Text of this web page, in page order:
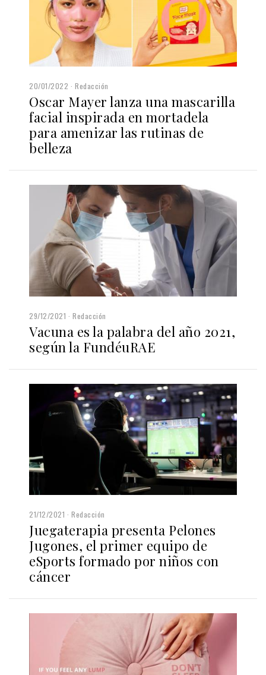
20/01/2022 Redacción
Oscar Mayer lanza una mascarilla
facial inspirada en mortadela
para amenizar las rutinas de
belleza
29/12/2021 Redacción
Vacuna es la palabra del año 2021,
según la FundéuRAE
21/12/2021 Redacción
Juegaterapia presenta Pelones
Jugones, el primer equipo de
eSports formado por niños con
cáncer